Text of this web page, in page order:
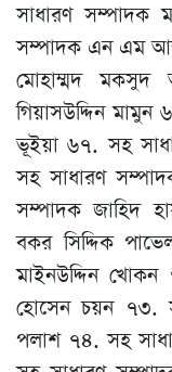
সাধারণ সম্পাদক
সম্পাদক এন এম
মোহাম্মদ
গিয়াসউদ্দিন
ভূইয়া ৬৭. সহ
সহ সাধারণ
সম্পাদক জাহিদ
বকর সিদ্দিক
মাইনউদ্দিন
হোসেন চয়ন ৭৩.
পলাশ ৭৪. সহ